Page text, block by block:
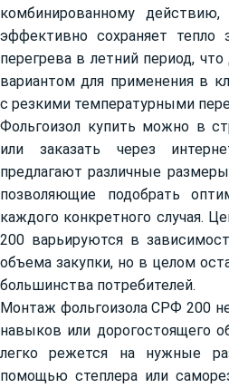
комбинированному
эффективно сохраняет
перегрева в летний период,
вариантом для применения в
с резкими температурными
Фольгоизол купить можно в
или заказать через
предлагают различные
позволяющие подобрать
каждого конкретного случая.
200 варьируются в
объема закупки, но в целом
большинства потребителей.
Монтаж фольгоизола СРФ 200
навыков или дорогостоящего
легко режется на нужные
помощью степлера или